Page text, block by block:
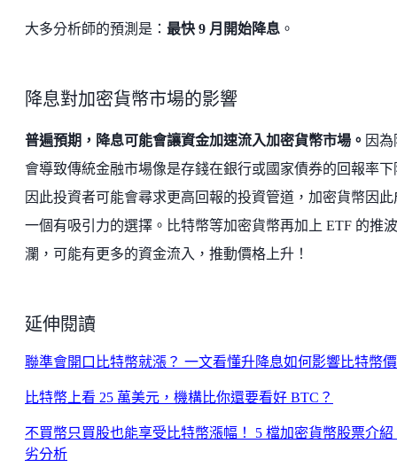
大多分析師的預測是： 最快 9 月開始降息 。
降息對加密貨幣市場的影響
普遍預期，降息可能會讓資金加速流入加密貨幣市場。 因
會導致傳統金融市場像是存錢在銀行或國家債券的回報率下
因此投資者可能會尋求更高回報的投資管道，加密貨幣因此
一個有吸引力的選擇。比特幣等加密貨幣再加上 ETF 的推
瀾，可能有更多的資金流入，推動價格上升！
延伸閱讀
聯準會開口比特幣就漲？ 一文看懂升降息如何影響比特幣
比特幣上看 25 萬美元，機構比你還要看好 BTC？
不買幣只買股也能享受比特幣漲幅！ 5 檔加密貨幣股票介紹
劣分析